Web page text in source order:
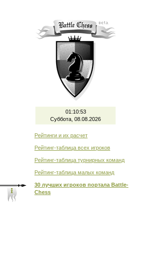
01:10:54
Суббота, 08.08.2026
Рейтинги и их расчет
Рейтинг-таблица всех игроков
Рейтинг-таблица турнирных команд
Рейтинг-таблица малых команд
30 лучших игроков портала Battle-
Chess